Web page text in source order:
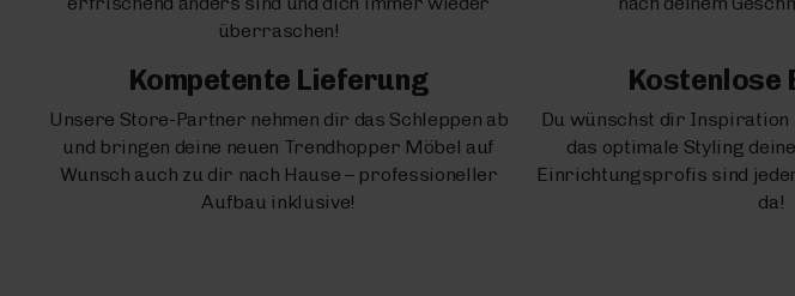
überraschen!
Kompetente Lieferung
Unsere Store-Partner nehmen dir das Schleppen ab
und bringen deine neuen Trendhopper Möbel auf
Wunsch auch zu dir nach Hause – professioneller
Aufbau inklusive!
Kostenlose
Du wünschst dir
das optimale Styling
Einrichtungsprofis sind
da!